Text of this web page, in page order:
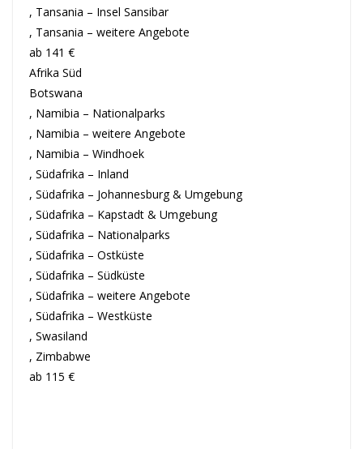
, Tansania – Insel Sansibar
, Tansania – weitere Angebote
ab 141 €
Afrika Süd
Botswana
, Namibia – Nationalparks
, Namibia – weitere Angebote
, Namibia – Windhoek
, Südafrika – Inland
, Südafrika – Johannesburg & Umgebung
, Südafrika – Kapstadt & Umgebung
, Südafrika – Nationalparks
, Südafrika – Ostküste
, Südafrika – Südküste
, Südafrika – weitere Angebote
, Südafrika – Westküste
, Swasiland
, Zimbabwe
ab 115 €